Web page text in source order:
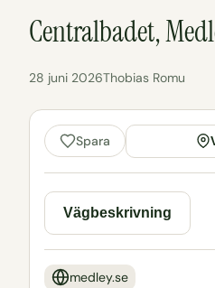
Centralbadet,
28 juni 2026Thobias Romu
Spara
Vägbeskrivning
medley.se